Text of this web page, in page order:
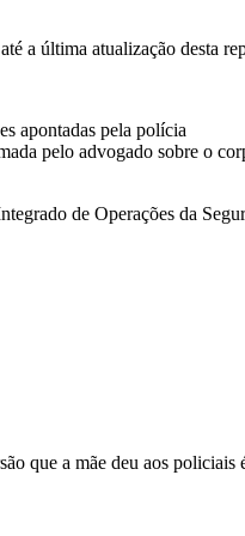
a última atualização desta
apontadas pela polícia
pelo advogado sobre o
de Operações da
que a mãe deu aos